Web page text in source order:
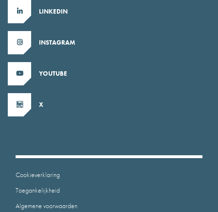
LINKEDIN
INSTAGRAM
YOUTUBE
X
Cookieverklaring
Toegankelijkheid
Algemene voorwaarden